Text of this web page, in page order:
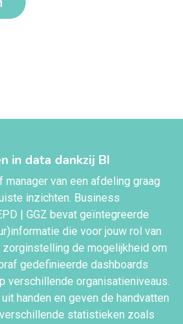
in data dankzij BI
van een afdeling graag
inzichten. Business
| GGZ bevat geïntegreerde
die voor jouw rol van
de mogelijkheid om
gedefinieerde dashboards
verschillende organisatieniveaus.
handen en geven de handvatten
statistieken zoals